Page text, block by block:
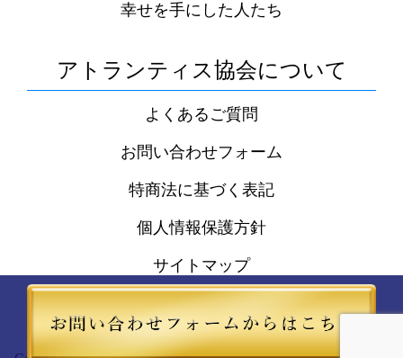
幸せを手にした人たち
アトランティス協会について
よくあるご質問
お問い合わせフォーム
特商法に基づく表記
個人情報保護方針
サイトマップ